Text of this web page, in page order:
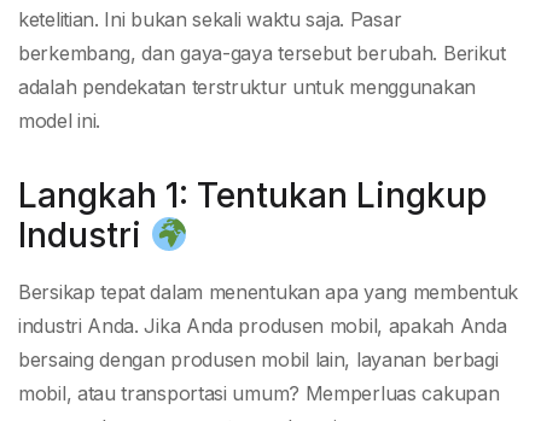
ketelitian. Ini bukan sekali waktu saja. Pasar
berkembang, dan gaya-gaya tersebut berubah. Berikut
adalah pendekatan terstruktur untuk menggunakan
model ini.
Langkah 1: Tentukan Lingkup
Industri
Bersikap tepat dalam menentukan apa yang membentuk
industri Anda. Jika Anda produsen mobil, apakah Anda
bersaing dengan produsen mobil lain, layanan berbagi
mobil, atau transportasi umum? Memperluas cakupan